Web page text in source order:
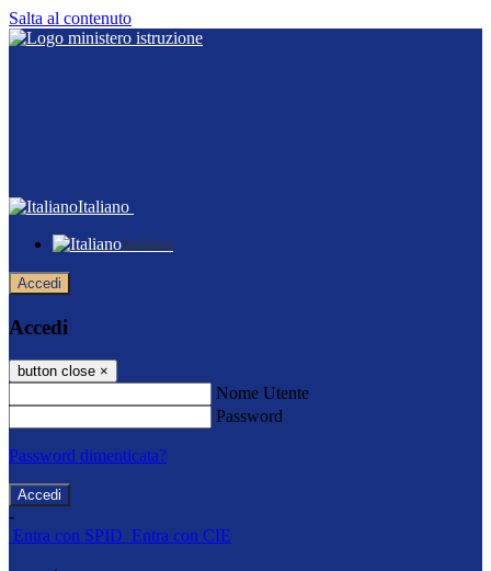
Salta al contenuto
Italiano
Italiano
Accedi
Accedi
button close ×
Nome Utente
Password
Password dimenticata?
-
Entra con SPID Entra con CIE